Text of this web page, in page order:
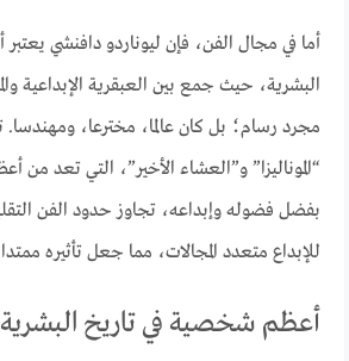
أما في مجال الفن، فإن ليوناردو دافنشي
البشرية، حيث جمع بين العبقرية الإبداعية
مجرد رسام؛ بل كان عالما، مخترعا،
“الموناليزا” و”العشاء الأخير”، التي تعد من
بفضل فضوله وإبداعه، تجاوز حدود الفن
للإبداع متعدد المجالات، مما جعل تأثيره
أعظم شخصية في تاريخ البشرية